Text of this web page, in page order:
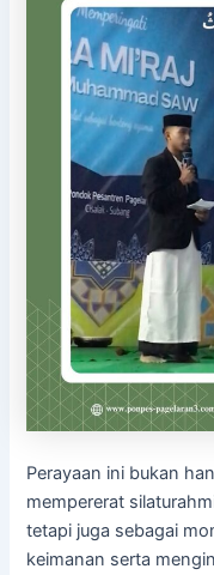
Perayaan ini bukan
mempererat
tetapi juga sebagai
keimanan serta